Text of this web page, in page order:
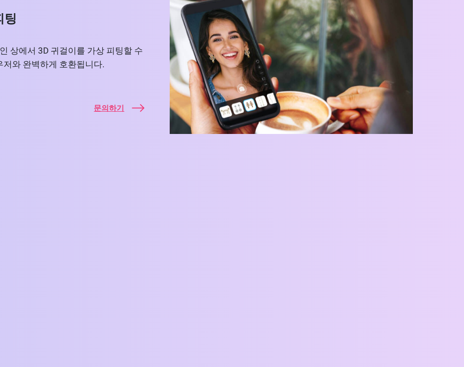
팅
상에서 3D 귀걸이를 가상 피팅할 수
와 완벽하게 호환됩니다.
문의하기